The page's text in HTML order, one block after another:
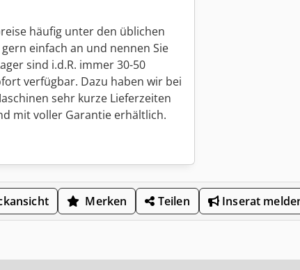
häufig unter den üblichen
einfach an und nennen Sie
sind i.d.R. immer 30-50
verfügbar. Dazu haben wir bei
sehr kurze Lieferzeiten
mit voller Garantie erhältlich.
Merken Teilen Inserat